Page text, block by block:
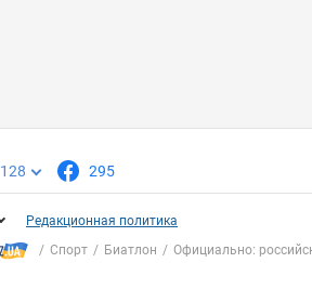
128 295
Редакционная политика
Спорт
Биатлон Официально: